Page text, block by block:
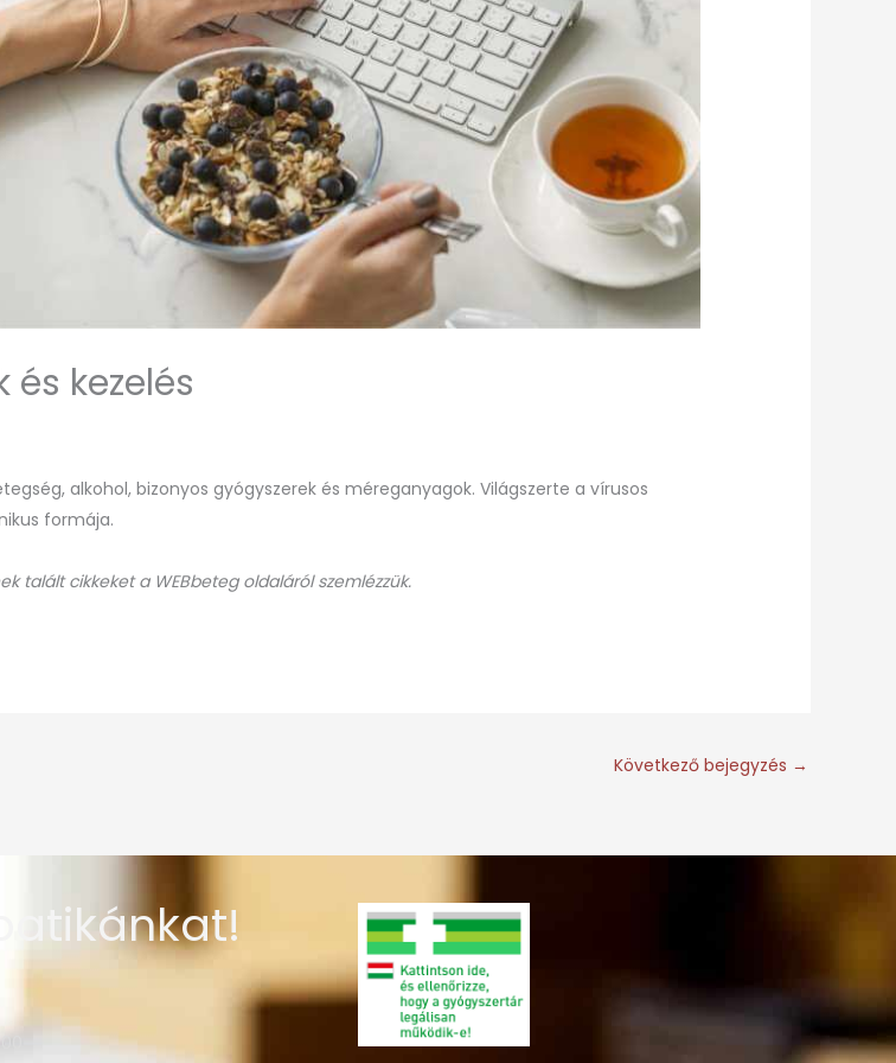
kezelés
alkohol, bizonyos gyógyszerek és méreganyagok. Világszerte a vírusos
formája.
talált cikkeket a WEBbeteg oldaláról szemlézzük.
Következő bejegyzés →